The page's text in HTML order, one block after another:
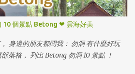
10 個景點 Betong ❤ 雲海好美
身邊的朋友都問我： 勿洞 有什麼好玩
落格， 列出 Betong 勿洞 10 景點 ！